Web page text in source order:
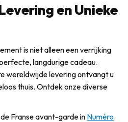
en Unieke
is niet alleen een verrijking
langdurige cadeau.
wereldwijde levering ontvangt u
thuis. Ontdek onze diverse
Franse avant-garde in Numéro.